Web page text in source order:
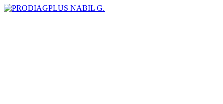
NABIL G.